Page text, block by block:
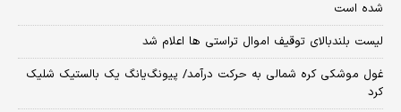
شده است
لیست بلندبالای توقیف اموال تراستی ها اعلام شد
غول موشکی کره شمالی به حرکت درآمد/ پیونگ‌یانگ یک بالستیک شلیک
کرد